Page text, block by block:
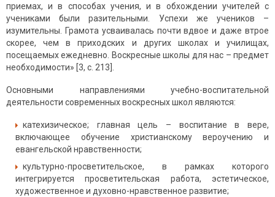
приемах, и в способах учения, и в обхождении учителей с
учениками были разительными. Успехи же учеников –
изумительны. Грамота усваивалась почти вдвое и даже втрое
скорее, чем в приходских и других школах и училищах,
посещаемых ежедневно. Воскресные школы для нас – предмет
необходимости» [3, с. 213].
Основными направлениями учебно-воспитательной
деятельности современных воскресных школ являются:
катехизическое; главная цель – воспитание в вере,
включающее обучение христианскому вероучению и
евангельской нравственности;
культурно-просветительское, в рамках которого
интегрируется просветительская работа, эстетическое,
художественное и духовно-нравственное развитие;